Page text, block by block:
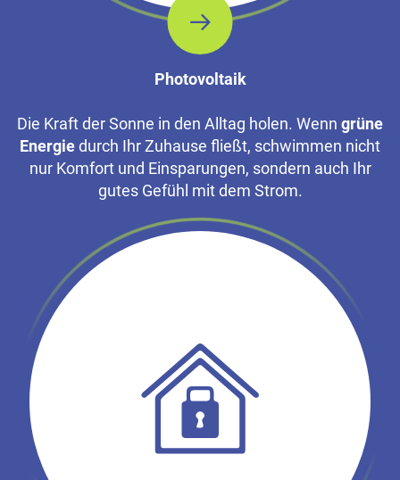
Photovoltaik
Die Kraft der Sonne in den Alltag holen. Wenn grüne
Energiedurch Ihr Zuhause fließt, schwimmen nicht
nur Komfort und Einsparungen, sondern auch Ihr
gutes Gefühl mit dem Strom.